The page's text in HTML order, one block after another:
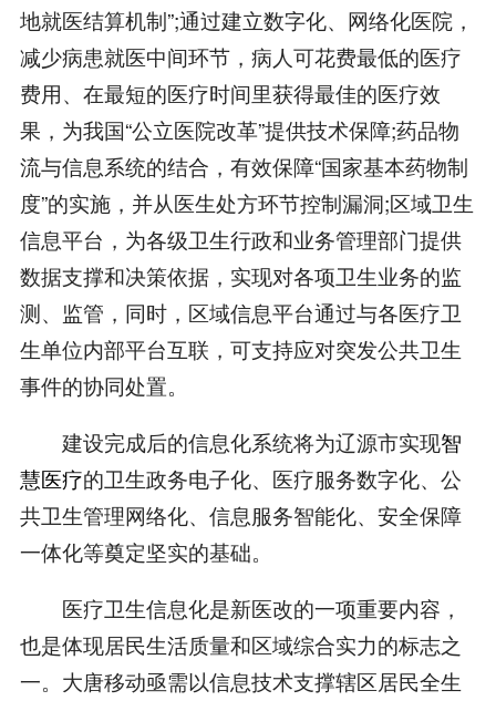
地就医结算机制”;通过建立数字化、网络化医院，
减少病患就医中间环节，病人可花费最低的医疗
费用、在最短的医疗时间里获得最佳的医疗效
果，为我国“公立医院改革”提供技术保障;药品物
流与信息系统的结合，有效保障“国家基本药物制
度”的实施，并从医生处方环节控制漏洞;区域卫生
信息平台，为各级卫生行政和业务管理部门提供
数据支撑和决策依据，实现对各项卫生业务的监
测、监管，同时，区域信息平台通过与各医疗卫
生单位内部平台互联，可支持应对突发公共卫生
事件的协同处置。
建设完成后的信息化系统将为辽源市实现智
慧医疗的卫生政务电子化、医疗服务数字化、公
共卫生管理网络化、信息服务智能化、安全保障
一体化等奠定坚实的基础。
医疗卫生信息化是新医改的一项重要内容，
也是体现居民生活质量和区域综合实力的标志之
一。大唐移动亟需以信息技术支撑辖区居民全生